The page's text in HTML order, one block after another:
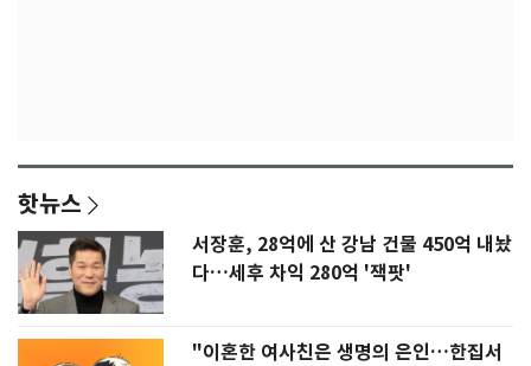
핫뉴스
서장훈, 28억에 산 강남 건물 450억 내놨
다…세후 차익 280억 '잭팟'
"이혼한 여사친은 생명의 은인…한집서